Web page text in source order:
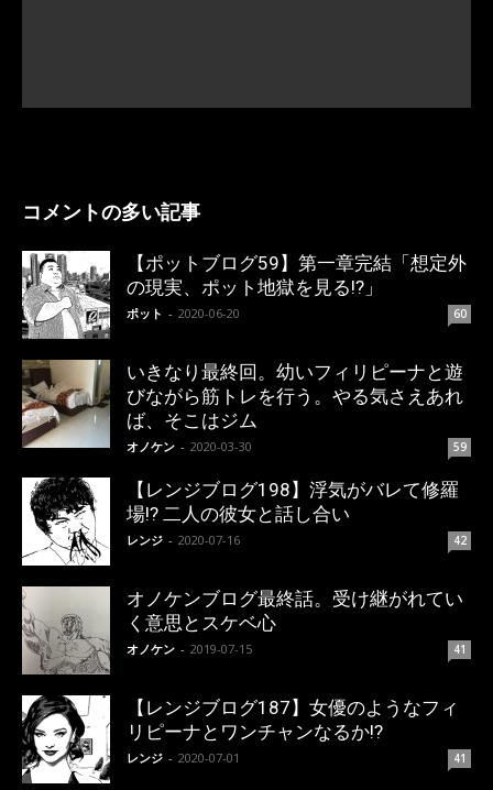
コメントの多い記事
【ポットブログ59】第一章完結「想定外
の現実、ポット地獄を見る!?」
ポット - 2020-06-20 60
いきなり最終回。幼いフィリピーナと遊
びながら筋トレを行う。やる気さえあれ
ば、そこはジム
オノケン - 2020-03-30 59
【レンジブログ198】浮気がバレて修羅
場!? 二人の彼女と話し合い
レンジ - 2020-07-16 42
オノケンブログ最終話。受け継がれてい
く意思とスケベ心
オノケン - 2019-07-15 41
【レンジブログ187】女優のようなフィ
リピーナとワンチャンなるか!?
レンジ - 2020-07-01 41